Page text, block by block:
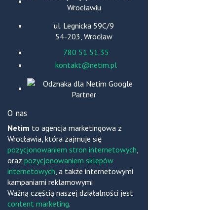
ul. Legnicka 59C/9
54-203, Wrocław
780 51 51 35
kontakt@netim.pl
O nas
Netim to agencja marketingowa z
Wrocławia, która zajmuje się
pozycjonowaniem stron internetowych,
oraz pozycjonowaniem sklepów
internetowych, a także internetowymi
kampaniami reklamowymi
Ważną częścią naszej działalności jest
content marketing.